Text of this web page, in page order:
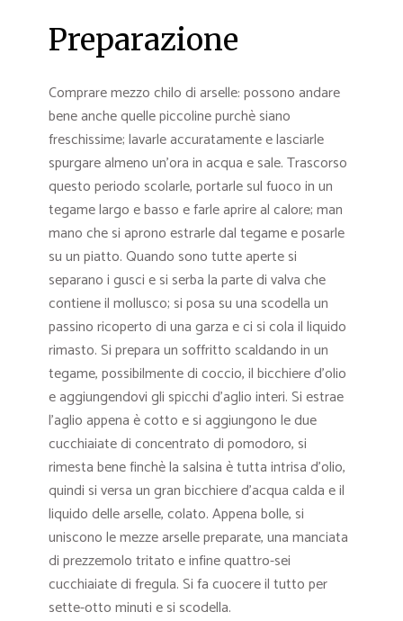
Preparazione
Comprare mezzo chilo di arselle: possono andare
bene anche quelle piccoline purchè siano
freschissime; lavarle accuratamente e lasciarle
spurgare almeno un’ora in acqua e sale. Trascorso
questo periodo scolarle, portarle sul fuoco in un
tegame largo e basso e farle aprire al calore; man
mano che si aprono estrarle dal tegame e posarle
su un piatto. Quando sono tutte aperte si
separano i gusci e si serba la parte di valva che
contiene il mollusco; si posa su una scodella un
passino ricoperto di una garza e ci si cola il liquido
rimasto. Si prepara un soffritto scaldando in un
tegame, possibilmente di coccio, il bicchiere d’olio
e aggiungendovi gli spicchi d’aglio interi. Si estrae
l’aglio appena è cotto e si aggiungono le due
cucchiaiate di concentrato di pomodoro, si
rimesta bene finchè la salsina è tutta intrisa d’olio,
quindi si versa un gran bicchiere d’acqua calda e il
liquido delle arselle, colato. Appena bolle, si
uniscono le mezze arselle preparate, una manciata
di prezzemolo tritato e infine quattro-sei
cucchiaiate di fregula. Si fa cuocere il tutto per
sette-otto minuti e si scodella.